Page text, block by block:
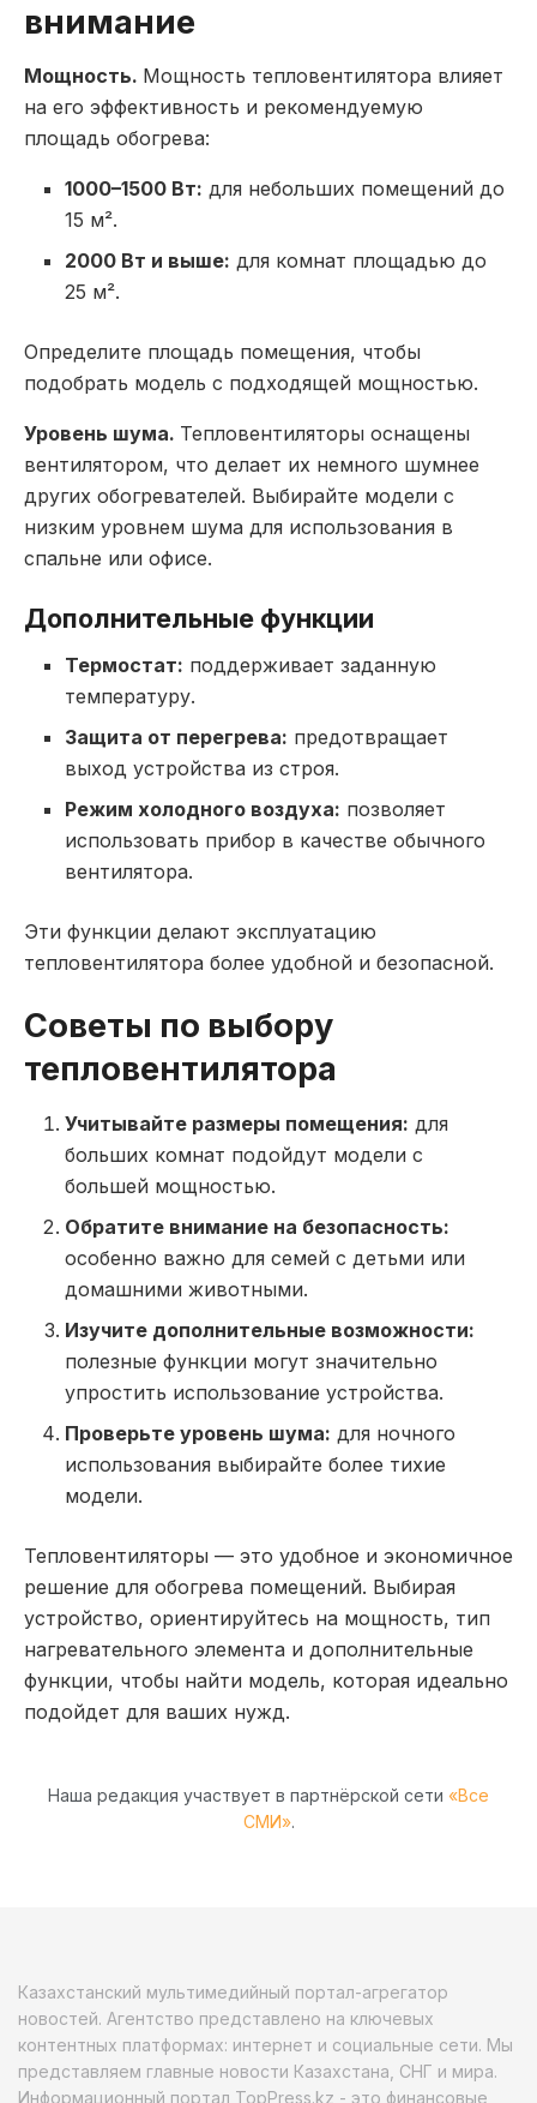
внимание
Мощность. Мощность тепловентилятора влияет
на его эффективность и рекомендуемую
площадь обогрева:
1000–1500 Вт: для небольших помещений до
15 м².
2000 Вт и выше: для комнат площадью до
25 м².
Определите площадь помещения, чтобы
подобрать модель с подходящей мощностью.
Уровень шума. Тепловентиляторы оснащены
вентилятором, что делает их немного шумнее
других обогревателей. Выбирайте модели с
низким уровнем шума для использования в
спальне или офисе.
Дополнительные функции
Термостат: поддерживает заданную
температуру.
Защита от перегрева: предотвращает
выход устройства из строя.
Режим холодного воздуха: позволяет
использовать прибор в качестве обычного
вентилятора.
Эти функции делают эксплуатацию
тепловентилятора более удобной и безопасной.
Советы по выбору
тепловентилятора
Учитывайте размеры помещения: для
больших комнат подойдут модели с
большей мощностью.
Обратите внимание на безопасность:
особенно важно для семей с детьми или
домашними животными.
Изучите дополнительные возможности:
полезные функции могут значительно
упростить использование устройства.
Проверьте уровень шума: для ночного
использования выбирайте более тихие
модели.
Тепловентиляторы — это удобное и экономичное
решение для обогрева помещений. Выбирая
устройство, ориентируйтесь на мощность, тип
нагревательного элемента и дополнительные
функции, чтобы найти модель, которая идеально
подойдет для ваших нужд.
Наша редакция участвует в партнёрской сети «Все
СМИ».
Казахстанский мультимедийный портал-агрегатор
новостей. Агентство представлено на ключевых
контентных платформах: интернет и социальные сети. Мы
представляем главные новости Казахстана, СНГ и мира.
Информационный портал TopPress.kz - это финансовые,